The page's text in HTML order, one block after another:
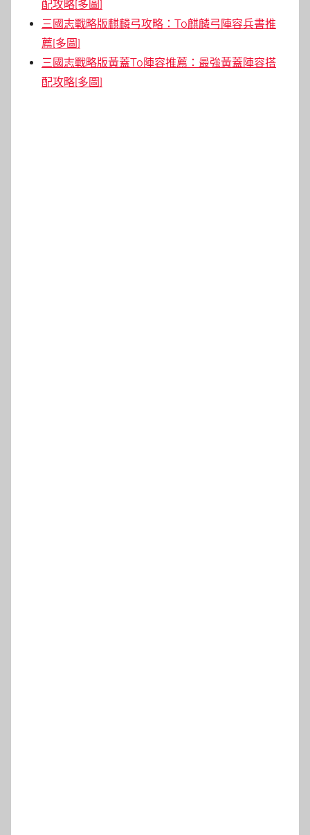
配攻略[多圖]
三國志戰略版麒麟弓攻略：T0麒麟弓陣容兵書推
薦[多圖]
三國志戰略版黃蓋T0陣容推薦：最強黃蓋陣容搭
配攻略[多圖]